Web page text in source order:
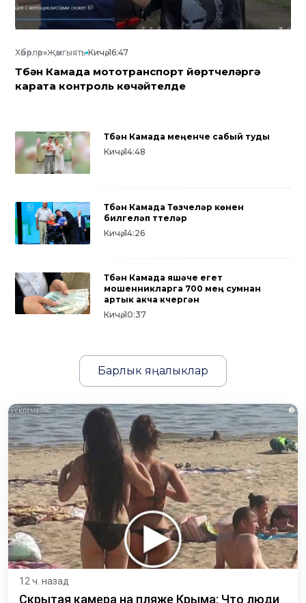
Хәбәрләр»Җәмгыять Кичә, 16:47
Түбән Камада мототранспорт йөртүчеләргә
карата контроль көчәйтелде
Түбән Камада меңенче сабый туды
Кичә, 14:48
Түбән Камада Төзүчеләр көнен
билгеләп үттеләр
Кичә, 14:26
Түбән Камада яшәүче егет
мошенникларга 700 мең сумнан
артык акча күчергән
Кичә, 10:37
Барлык яңалыклар
i
12 ч. назад
Скрытая камера на пляже Крыма: Что люди